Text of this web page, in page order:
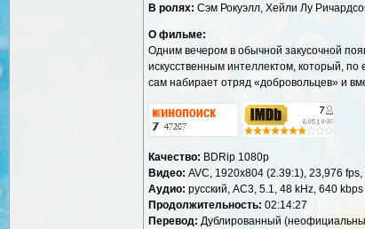
В ролях: Сэм Рокуэлл, Хейли Лу
О фильме:
Одним вечером в обычной закусочной
искусственным интеллектом, который, по
сам набирает отряд «добровольцев» и
Качество: BDRip 1080p
Видео: AVC, 1920x804 (2.39:1), 23,976
Аудио: русский, AC3, 5.1, 48 kHz, 640
Продолжительность: 02:14:27
Перевод: Дублированный